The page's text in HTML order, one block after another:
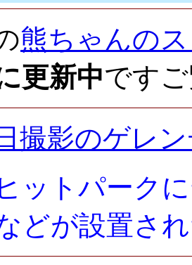
熊ちゃんの
更新中です
撮影のゲレ
ットパーク
どが設置